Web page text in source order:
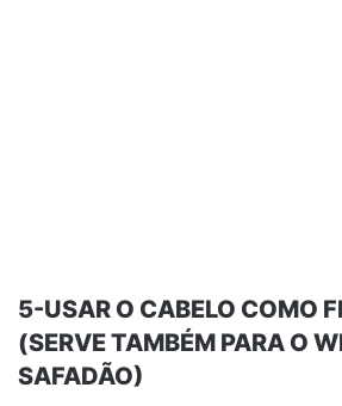
5-USAR O CABELO COMO
(SERVE TAMBÉM PARA O
SAFADÃO)